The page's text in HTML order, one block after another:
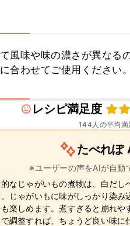
風味や味の濃さが異なる
合わせてご使用ください。
レシピ満足度
144 人の平均
たべれぽ
※ユーザーの声をAIが自動
なじゃがいもの煮物は、白だし
じゃがいもに味がしっかり染み
も楽しめます。煮すぎると崩れ
調整すれば、ちょうど良い味に